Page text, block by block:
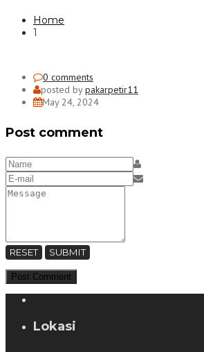
Home
1
0 comments
posted bypakarpetir11
May 24, 2024
Post comment
RESET SUBMIT
Lokasi